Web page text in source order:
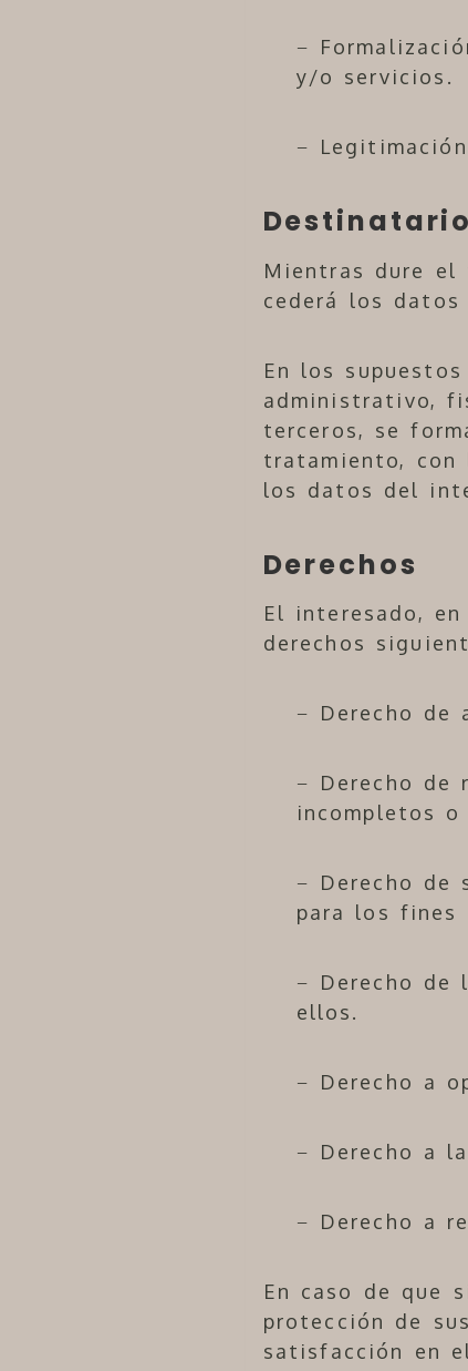
−
y/o servicios.
−
Mientras dure el
cederá los
En los
administrativo,
terceros, se
tratamiento,
los datos del
Derechos
El interesado,
derechos
− Derecho de
− Derecho de
incompletos o
− Derecho de
para los fines
− Derecho
ellos.
− Derecho a
− Derecho a
− Derecho a
En caso de que
protección de
satisfacción en